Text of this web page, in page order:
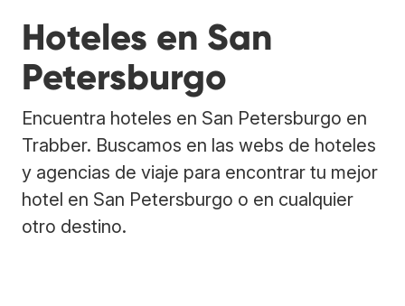
Hoteles en San
Petersburgo
Encuentra hoteles en San Petersburgo en
Trabber. Buscamos en las webs de hoteles
y agencias de viaje para encontrar tu mejor
hotel en San Petersburgo o en cualquier
otro destino.